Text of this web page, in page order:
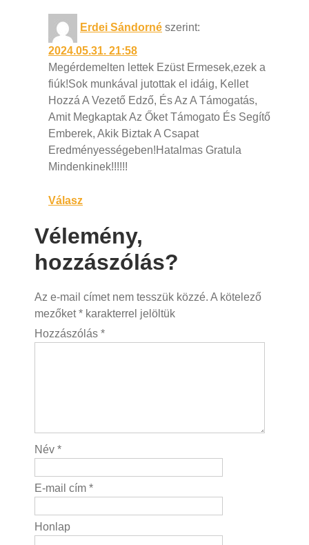
Erdei Sándorné szerint:
2024.05.31. 21:58
Megérdemelten lettek Ezüst Ermesek,ezek a
fiúk!Sok munkával jutottak el idáig, Kellet
Hozzá A Vezető Edző, És Az A Támogatás,
Amit Megkaptak Az Őket Támogato És Segítő
Emberek, Akik Biztak A Csapat
Eredményességeben!Hatalmas Gratula
Mindenkinek!!!!!!
Válasz
Vélemény,
hozzászólás?
Az e-mail címet nem tesszük közzé. A kötelező
mezőket* karakterrel jelöltük
Hozzászólás *
Név *
E-mail cím *
Honlap